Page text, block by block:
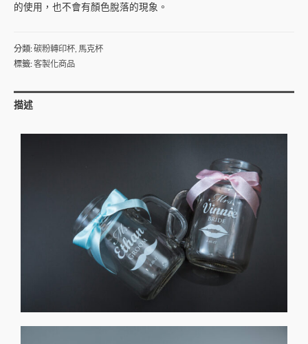
的使用，也不會有顏色脫落的現象。
分類:碳粉轉印杯 馬克杯
標籤:客製化商品
描述